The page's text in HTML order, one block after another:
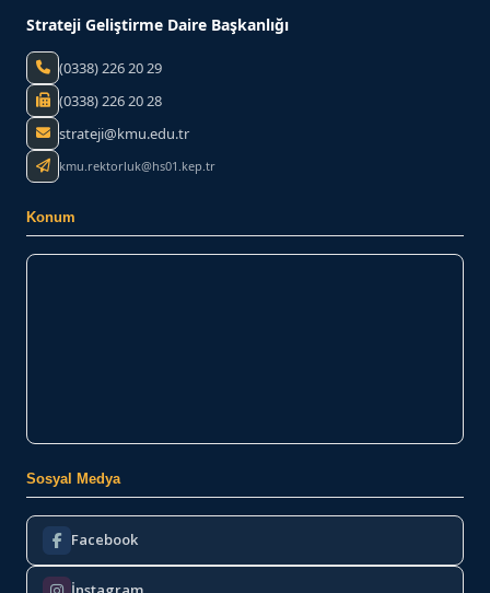
Strateji Geliştirme Daire Başkanlığı
(0338) 226 20 29
(0338) 226 20 28
strateji@kmu.edu.tr
kmu.rektorluk@hs01.kep.tr
Konum
Sosyal Medya
Facebook